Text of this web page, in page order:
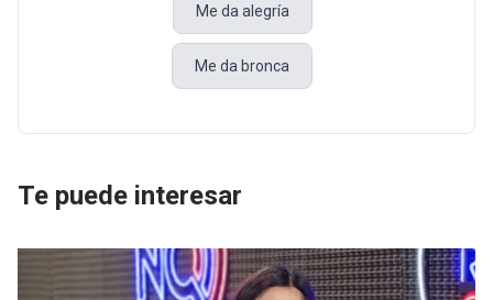
Me da alegría
Me da bronca
Te puede interesar